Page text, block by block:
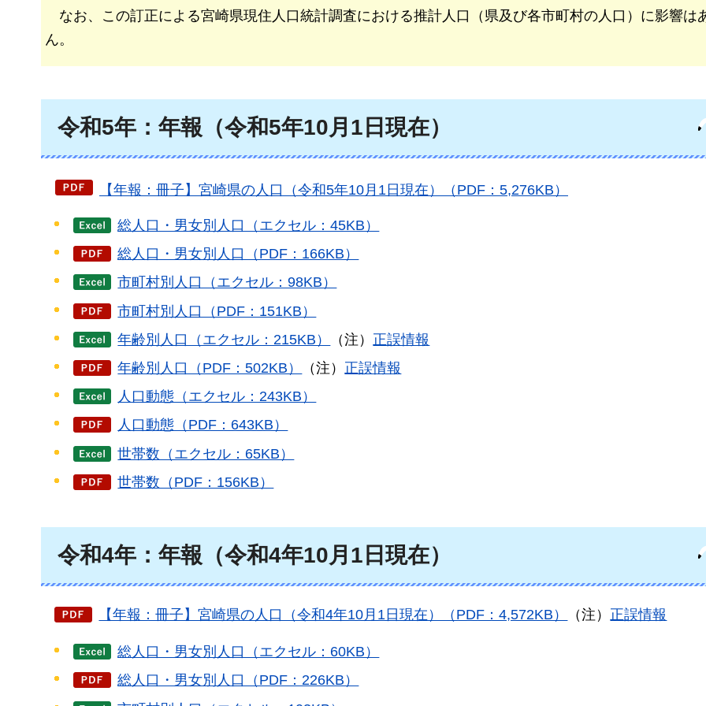
なお、 この訂正による宮崎県現住人口統計調査における推計人口（県及び各市町村の人口）に影響は
ん。
令和5年：年報（令和5年10月1日現在）
【年報：冊子】宮崎県の人口（令和5年10月1日現在）（PDF：5,276KB）
総人口・男女別人口（エクセル：45KB）
総人口・男女別人口（PDF：166KB）
市町村別人口（エクセル：98KB）
市町村別人口（PDF：151KB）
年齢別人口（エクセル：215KB）
（注） 正誤情報
年齢別人口（PDF：502KB）
（注） 正誤情報
人口動態（エクセル：243KB）
人口動態（PDF：643KB）
世帯数（エクセル：65KB）
世帯数（PDF：156KB）
令和4年：年報（令和4年10月1日現在）
【年報：冊子】宮崎県の人口（令和4年10月1日現在）（PDF：4,572KB） （注） 正誤情報
総人口・男女別人口（エクセル：60KB）
総人口・男女別人口（PDF：226KB）